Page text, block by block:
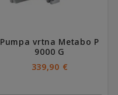
Pumpa vrtna Metabo P
9000 G
339,90 €